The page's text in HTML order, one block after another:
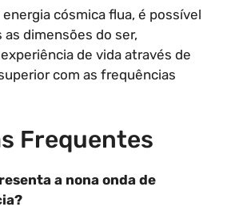
cósmica flua, é possível
dimensões do ser,
de vida através de
com as frequências
Frequentes
a nona onda de